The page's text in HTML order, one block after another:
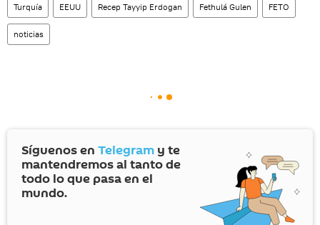
Turquía EEUU Recep Tayyip Erdogan Fethulá Gulen FETO
noticias
Síguenos en Telegram y te
mantendremos al tanto de
todo lo que pasa en el
mundo.